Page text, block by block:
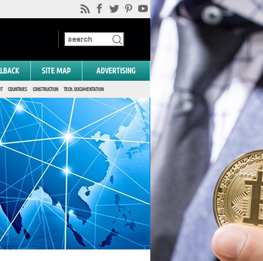
SITE MAP ADVERTISING
COUNTRIES CONSTRUCTION TECH. DOCUMENTATION